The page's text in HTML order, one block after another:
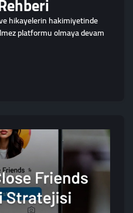
hikayelerin hakimiyetinde
platformu olmaya devam